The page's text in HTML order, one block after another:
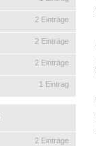
2 Einträge
2 Einträge
2 Einträge
1 Eintrag
2 Einträge